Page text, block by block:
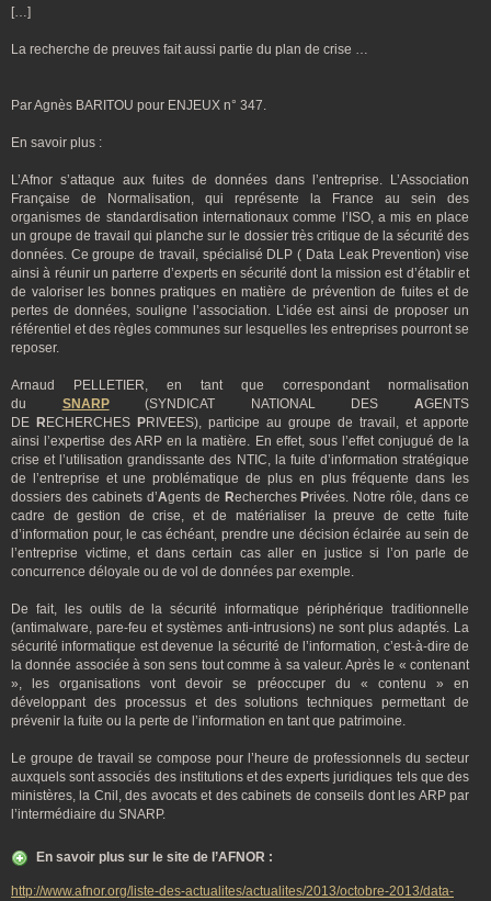
[…]
La recherche de preuves fait aussi partie du plan de crise …
Par Agnès BARITOU pour ENJEUX n° 347.
En savoir plus :
L’Afnor s’attaque aux fuites de données dans l’entreprise. L’Association
Française de Normalisation, qui représente la France au sein des
organismes de standardisation internationaux comme l’ISO, a mis en place
un groupe de travail qui planche sur le dossier très critique de la sécurité des
données. Ce groupe de travail, spécialisé DLP ( Data Leak Prevention) vise
ainsi à réunir un parterre d’experts en sécurité dont la mission est d’établir et
de valoriser les bonnes pratiques en matière de prévention de fuites et de
pertes de données, souligne l’association. L’idée est ainsi de proposer un
référentiel et des règles communes sur lesquelles les entreprises pourront se
reposer.
Arnaud PELLETIER, en tant que correspondant normalisation
du SNARP(SYNDICAT NATIONAL DESAGENTS
DE R ECHERCHES PRIVEES), participe au groupe de travail, et apporte
ainsi l’expertise des ARP en la matière. En effet, sous l’effet conjugué de la
crise et l’utilisation grandissante des NTIC, la fuite d’information stratégique
de l’entreprise et une problématique de plus en plus fréquente dans les
dossiers des cabinets d’Agents de Recherches Privées. Notre rôle, dans ce
cadre de gestion de crise, et de matérialiser la preuve de cette fuite
d’information pour, le cas échéant, prendre une décision éclairée au sein de
l’entreprise victime, et dans certain cas aller en justice si l’on parle de
concurrence déloyale ou de vol de données par exemple.
De fait, les outils de la sécurité informatique périphérique traditionnelle
(antimalware, pare-feu et systèmes anti-intrusions) ne sont plus adaptés. La
sécurité informatique est devenue la sécurité de l’information, c’est-à-dire de
la donnée associée à son sens tout comme à sa valeur. Après le « contenant
», les organisations vont devoir se préoccuper du « contenu » en
développant des processus et des solutions techniques permettant de
prévenir la fuite ou la perte de l’information en tant que patrimoine.
Le groupe de travail se compose pour l’heure de professionnels du secteur
auxquels sont associés des institutions et des experts juridiques tels que des
ministères, la Cnil, des avocats et des cabinets de conseils dont les ARP par
l’intermédiaire du SNARP.
En savoir plus sur le site de l’AFNOR :
http://www.afnor.org/liste-des-actualites/actualites/2013/octobre-2013/data-